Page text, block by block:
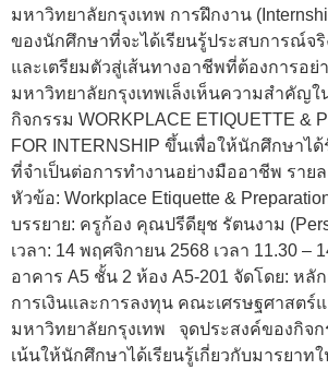
มหาวิทยาลัยกรุงเทพ การฝึกงาน
ของนักศึกษาที่จะได้เรียนรู้ประสบการณ์จ
และเตรียมตัวสู่เส้นทางอาชีพที่ต้องการอ
มหาวิทยาลัยกรุงเทพเล็งเห็นความสำคัญใ
กิจกรรม WORKPLACE ETIQUETTE &
FOR INTERNSHIP ขึ้นเพื่อให้นักศึกษาไ
ที่จำเป็นต่อการทำงานอย่างมืออาชีพ รายล
หัวข้อ: Workplace Etiquette &
บรรยาย: ครูก้อง คุณปรีดียุช รัตนงาม
เวลา: 14 พฤศจิกายน 2568 เวลา 11.30 –
อาคาร A5 ชั้น 2 ห้อง A5-201 จัดโดย: หลั
การเงินและการลงทุน คณะเศรษฐศาสตร์
มหาวิทยาลัยกรุงเทพ จุดประสงค์ของกิจ
เน้นให้นักศึกษาได้เรียนรู้เกี่ยวกับมารยาท